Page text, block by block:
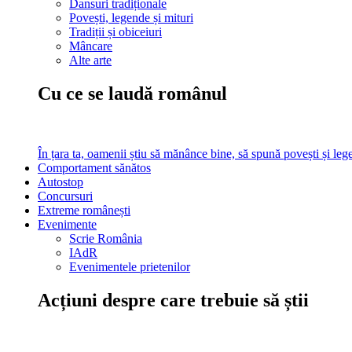
Dansuri tradiționale
Povești, legende și mituri
Tradiții și obiceiuri
Mâncare
Alte arte
Cu ce se laudă românul
În țara ta, oamenii știu să mănânce bine, să spună povești și
Comportament sănătos
Autostop
Concursuri
Extreme românești
Evenimente
Scrie România
IAdR
Evenimentele prietenilor
Acțiuni despre care trebuie să știi